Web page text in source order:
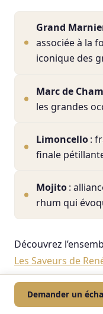
Grand
associée à la
iconique des
Marc de
les grandes
Limoncello:
finale
Mojito:
rhum qui
Découvrez
Les Saveurs de
L’art
Demander un